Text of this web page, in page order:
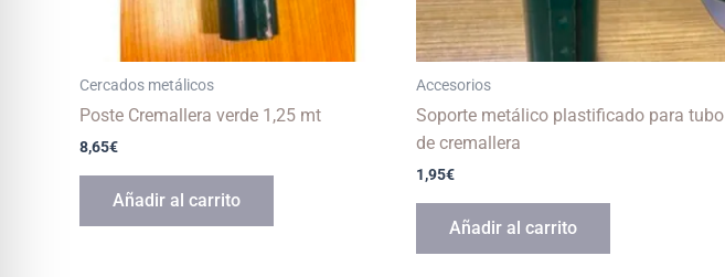
Cercados metálicos
Poste Cremallera verde 1,25 mt
8,65€
Añadir al carrito
Accesorios
Soporte metálico plastificado para tubo
de cremallera
1,95€
Añadir al carrito